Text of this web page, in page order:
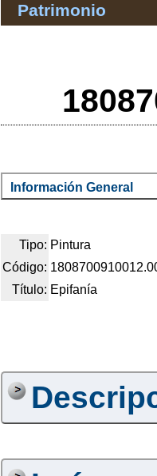
Patrimonio
Información General
Tipo: Pintura
Código:
Título: Epifanía